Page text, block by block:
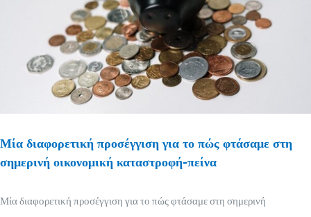
Μία διαφορετική προσέγγιση για το πώς φτάσαμε στη
σημερινή οικονομική καταστροφή-πείνα
Μία διαφορετική προσέγγιση για το πώς φτάσαμε στη σημερινή